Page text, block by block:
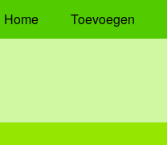
Home Toevoegen